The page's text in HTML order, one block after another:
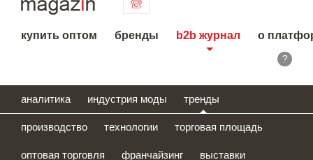
купить оптом бренды b2b журнал о
?
аналитика индустрия моды тренды
производство технологии торговая площадь
оптовая торговля франчайзинг выставки